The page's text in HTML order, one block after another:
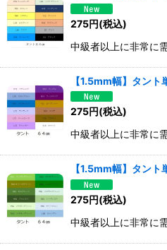
275円(税込)
中級者以上に非常に
【1.5mm幅】タント
275円(税込)
中級者以上に非常に
【1.5mm幅】タント
275円(税込)
中級者以上に非常に